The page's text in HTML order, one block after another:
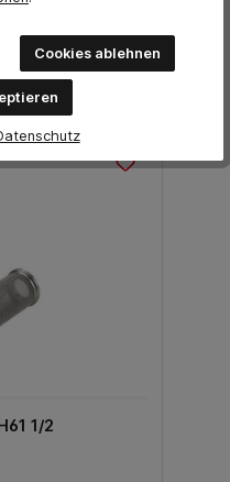
1/2
Cookies ablehnen